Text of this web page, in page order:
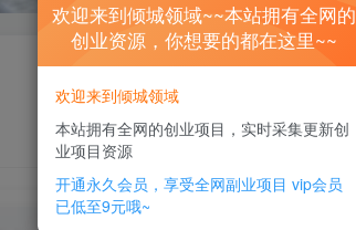
无人直播双平台，日入三千
欢迎来到倾城领域~~本站拥有全网的
创业资源，你想要的都在这里~~
欢迎来到倾城领域
本站拥有全网的创业项目，实时采集更新创
业项目资源
开通永久会员，享受全网副业项目 vip会员
已低至9元哦~